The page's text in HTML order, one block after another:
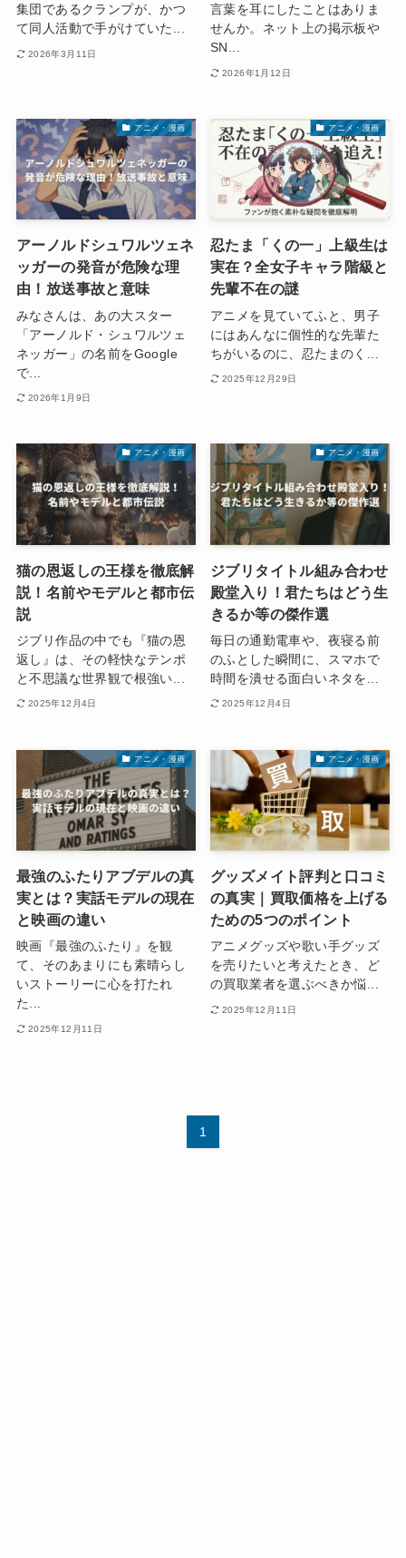
集団であるクランプが、かつ
て同人活動で手がけていた...
2026年3月11日
言葉を耳にしたことはありま
せんか。ネット上の掲示板や
SN...
2026年1月12日
アニメ・漫画
アーノルドシュワルツェネ
ッガーの発音が危険な理
由！放送事故と意味
みなさんは、あの大スター
「アーノルド・シュワルツェ
ネッガー」の名前をGoogle
で...
2026年1月9日
アニメ・漫画
忍たま「くの一」上級生は
実在？全女子キャラ階級と
先輩不在の謎
アニメを見ていてふと、男子
にはあんなに個性的な先輩た
ちがいるのに、忍たまのく...
2025年12月29日
アニメ・漫画
猫の恩返しの王様を徹底解
説！名前やモデルと都市伝
説
ジブリ作品の中でも『猫の恩
返し』は、その軽快なテンポ
と不思議な世界観で根強い...
2025年12月4日
アニメ・漫画
ジブリタイトル組み合わせ
殿堂入り！君たちはどう生
きるか等の傑作選
毎日の通勤電車や、夜寝る前
のふとした瞬間に、スマホで
時間を潰せる面白いネタを...
2025年12月4日
アニメ・漫画
最強のふたりアブデルの真
実とは？実話モデルの現在
と映画の違い
映画『最強のふたり』を観
て、そのあまりにも素晴らし
いストーリーに心を打たれ
た...
2025年12月11日
アニメ・漫画
グッズメイト評判と口コミ
の真実｜買取価格を上げる
ための5つのポイント
アニメグッズや歌い手グッズ
を売りたいと考えたとき、ど
の買取業者を選ぶべきか悩...
2025年12月11日
1